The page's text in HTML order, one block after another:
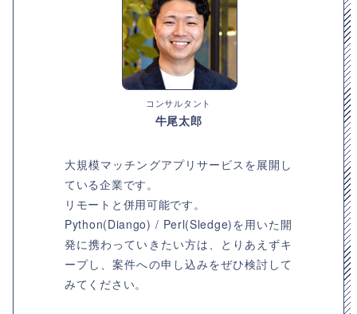
コンサルタント
牛尾太郎
大規模マッチングアプリサービスを展開し
ている企業です。
リモートと併用可能です。
Python(Diango) / Perl(Sledge)を用いた開
発に携わっていきたい方は、とりあえずキ
ープし、案件への申し込みをぜひ検討して
みてください。